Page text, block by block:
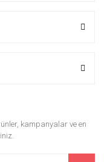
kampanyalar ve en